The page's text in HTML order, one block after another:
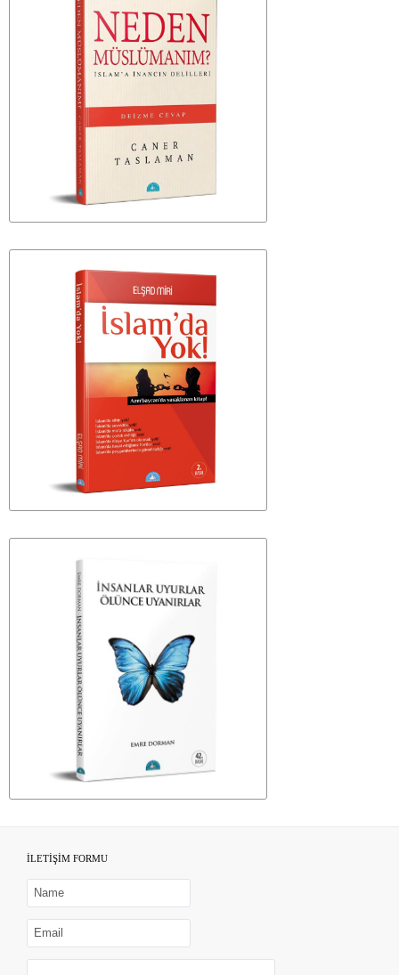
İLETİŞİM FORMU